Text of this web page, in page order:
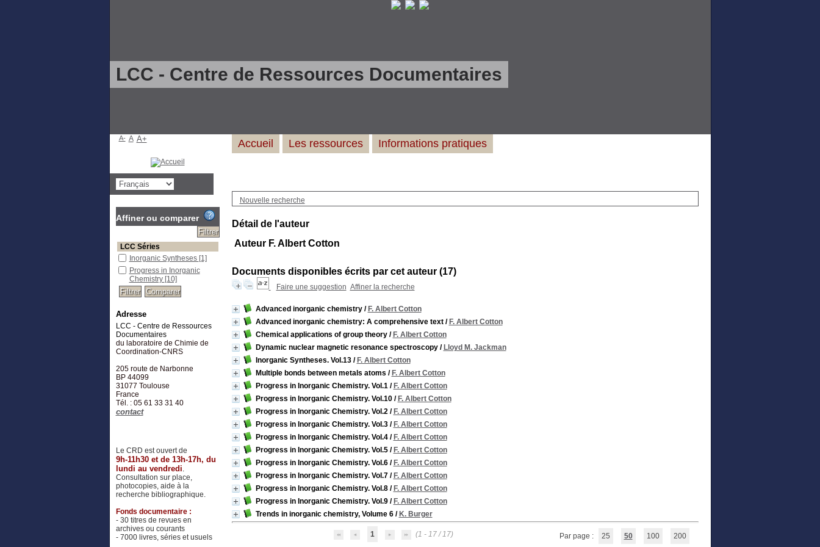
LCC - Centre de Ressources Documentaires
Nouvelle recherche
Détail de l'auteur
Auteur F. Albert Cotton
Documents disponibles écrits par cet auteur (17)
Faire une suggestion Affiner la recherche
Advanced inorganic chemistry/ F. Albert Cotton
Advanced inorganic chemistry: A comprehensive text/ F. Albert Cotton
Chemical applications of group theory/ F. Albert Cotton
Dynamic nuclear magnetic resonance spectroscopy/ Lloyd M. Jackman
Inorganic Syntheses. Vol.13/ F. Albert Cotton
Multiple bonds between metals atoms / F. Albert Cotton
Progress in Inorganic Chemistry. Vol.1/ F. Albert Cotton
Progress in Inorganic Chemistry. Vol.10/ F. Albert Cotton
Progress in Inorganic Chemistry. Vol.2/ F. Albert Cotton
Progress in Inorganic Chemistry. Vol.3/ F. Albert Cotton
Progress in Inorganic Chemistry. Vol.4/ F. Albert Cotton
Progress in Inorganic Chemistry. Vol.5/ F. Albert Cotton
Progress in Inorganic Chemistry. Vol.6/ F. Albert Cotton
Progress in Inorganic Chemistry. Vol.7/ F. Albert Cotton
Progress in Inorganic Chemistry. Vol.8/ F. Albert Cotton
Progress in Inorganic Chemistry. Vol.9/ F. Albert Cotton
Trends in inorganic chemistry, Volume 6/ K. Burger
1 (1 - 17 / 17) Par page : 25 50 100 200
Accueil Les ressources Informations pratiques
A- A A+
Affiner ou comparer
LCC Séries
Inorganic Syntheses [1]
Progress in Inorganic
Chemistry [10]
Adresse
LCC - Centre de Ressources
Documentaires
du laboratoire de Chimie de
Coordination-CNRS
205 route de Narbonne
BP 44099
31077 Toulouse
France
Tél. : 05 61 33 31 40
contact
Le CRD est ouvert de
9h-11h30 et de 13h-17h, du
lundi au vendredi.
Consultation sur place,
photocopies, aide à la
recherche bibliographique.
Fonds documentaire :
- 30 titres de revues en
archives ou courants
- 7000 livres, séries et usuels